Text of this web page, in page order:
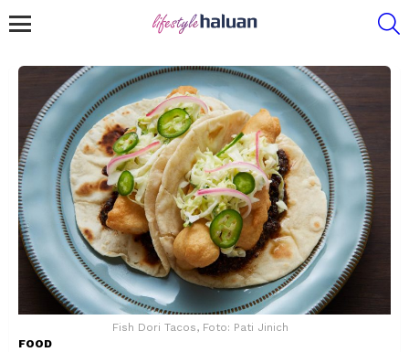
Fish Dori Tacos, Foto: Pati Jinich
FOOD